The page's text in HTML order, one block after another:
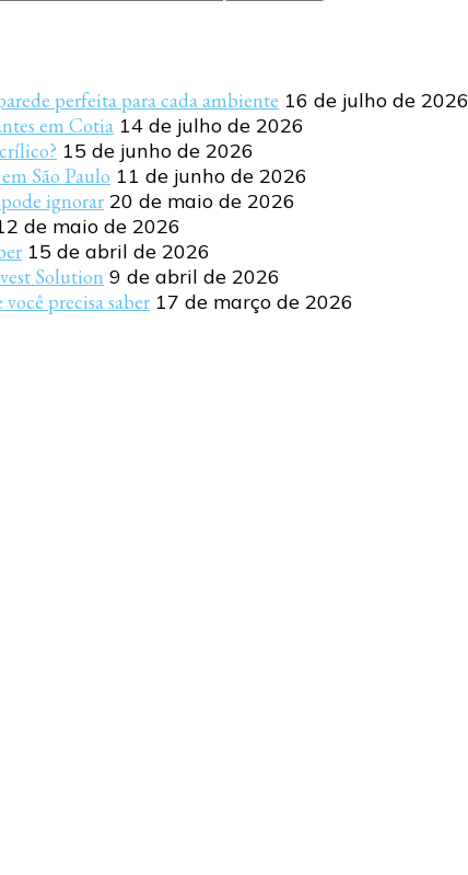
perfeita para cada ambiente 16 de julho de 2026
em Cotia 14 de julho de 2026
15 de junho de 2026
São Paulo 11 de junho de 2026
ignorar 20 de maio de 2026
de maio de 2026
15 de abril de 2026
Solution 9 de abril de 2026
precisa saber 17 de março de 2026